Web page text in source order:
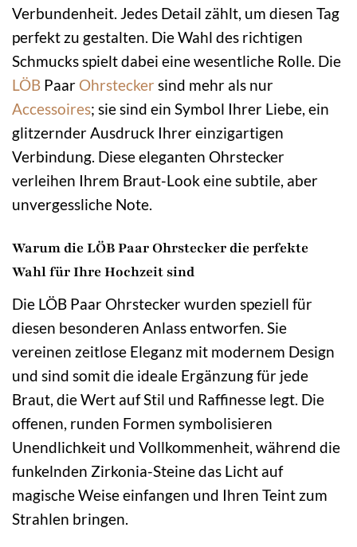
Verbundenheit. Jedes Detail zählt, um diesen Tag
perfekt zu gestalten. Die Wahl des richtigen
Schmucks spielt dabei eine wesentliche Rolle. Die
LÖB Paar Ohrstecker sind mehr als nur
Accessoires; sie sind ein Symbol Ihrer Liebe, ein
glitzernder Ausdruck Ihrer einzigartigen
Verbindung. Diese eleganten Ohrstecker
verleihen Ihrem Braut-Look eine subtile, aber
unvergessliche Note.
Warum die LÖB Paar Ohrstecker die perfekte
Wahl für Ihre Hochzeit sind
Die LÖB Paar Ohrstecker wurden speziell für
diesen besonderen Anlass entworfen. Sie
vereinen zeitlose Eleganz mit modernem Design
und sind somit die ideale Ergänzung für jede
Braut, die Wert auf Stil und Raffinesse legt. Die
offenen, runden Formen symbolisieren
Unendlichkeit und Vollkommenheit, während die
funkelnden Zirkonia-Steine das Licht auf
magische Weise einfangen und Ihren Teint zum
Strahlen bringen.